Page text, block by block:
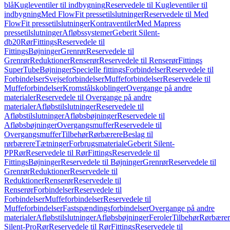
blåKugleventiler til indbygningReservedele til Kugleventiler til
indbygningMed FlowFit pressetilslutningerReservedele til Med
FlowFit pressetilslutningerKontraventilerMed Mapress
pressetilslutningerAfløbssystemerGeberit Silent-
db20RørFittingsReservedele til
FittingsBøjningerGrenrørReservedele til
GrenrørReduktionerRenserørReservedele til RenserørFittings
SuperTubeBøjningerSpecielle fittingsForbindelserReservedele til
ForbindelserSvejseforbindelserMuffeforbindelserReservedele til
MuffeforbindelserKromstålskoblingerOvergange på andre
materialerReservedele til Overgange på andre
materialerAfløbstilslutningerReservedele til
AfløbstilslutningerAfløbsbøjningerReservedele til
AfløbsbøjningerOvergangsmufferReservedele til
OvergangsmufferTilbehørRørbærereBeslag til
rørbærereTætningerForbrugsmaterialeGeberit Silent-
PPRørReservedele til RørFittingsReservedele til
FittingsBøjningerReservedele til BøjningerGrenrørReservedele til
GrenrørReduktionerReservedele til
ReduktionerRenserørReservedele til
RenserørForbindelserReservedele til
ForbindelserMuffeforbindelserReservedele til
MuffeforbindelserFastspændingsforbindelserOvergange på andre
materialerAfløbstilslutningerAfløbsbøjningerFerolerTilbehør
Silent-ProRørReservedele til RørFittingsReservedele til